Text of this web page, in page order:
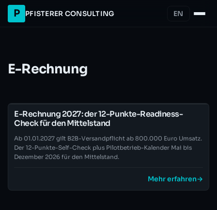
P PFISTERER CONSULTING EN
E-Rechnung
E-Rechnung 2027: der 12-Punkte-Readiness-
Check für den Mittelstand
Ab 01.01.2027 gilt B2B-Versandpflicht ab 800.000 Euro Umsatz.
Der 12-Punkte-Self-Check plus Pilotbetrieb-Kalender Mai bis
Dezember 2026 für den Mittelstand.
Mehr erfahren→